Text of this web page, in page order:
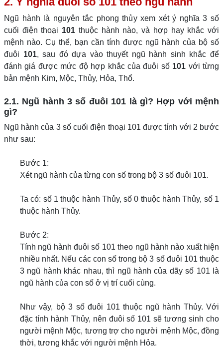
Ngũ hành là nguyên tắc phong thủy xem xét ý nghĩa 3 số
cuối điện thoại 101 thuộc hành nào, và hợp hay khắc với
mệnh nào. Cụ thể, bạn cần tính được ngũ hành của bộ số
đuôi 101, sau đó dựa vào thuyết ngũ hành sinh khắc để
đánh giá được mức độ hợp khắc của đuôi số 101 với từng
bản mệnh Kim, Mộc, Thủy, Hỏa, Thổ.
2.1. Ngũ hành 3 số đuôi 101 là gì? Hợp với mệnh
gì?
Ngũ hành của 3 số cuối điện thoại 101 được tính với 2 bước
như sau:
Bước 1:
Xét ngũ hành của từng con số trong bộ 3 số đuôi 101.
Ta có: số 1 thuộc hành Thủy, số 0 thuộc hành Thủy, số 1
thuộc hành Thủy.
Bước 2:
Tính ngũ hành đuôi số 101 theo ngũ hành nào xuất hiện
nhiều nhất. Nếu các con số trong bộ 3 số đuôi 101 thuộc
3 ngũ hành khác nhau, thì ngũ hành của dãy số 101 là
ngũ hành của con số ở vị trí cuối cùng.
Như vậy, bộ 3 số đuôi 101 thuộc ngũ hành Thủy. Với
đặc tính hành Thủy, nên đuôi số 101 sẽ tương sinh cho
người mệnh Mộc, tương trợ cho người mệnh Mộc, đồng
thời, tương khắc với người mệnh Hỏa.